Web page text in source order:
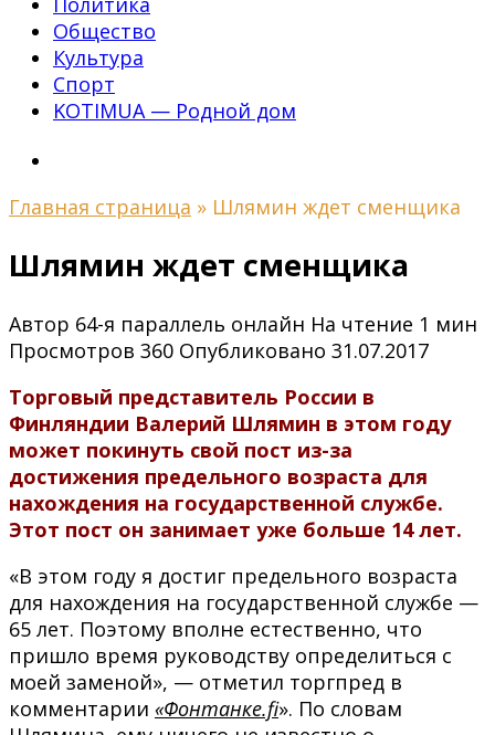
Общество
Культура
Спорт
KOTIMUA — Родной дом
Главная страница » Шлямин ждет сменщика
Шлямин ждет сменщика
Автор 64-я параллель онлайн На чтение 1 мин
Просмотров 360 Опубликовано 31.07.2017
Торговый представитель России в
Финляндии Валерий Шлямин в этом году
может покинуть свой пост из-за
достижения предельного возраста для
нахождения на государственной службе.
Этот пост он занимает уже больше 14 лет.
«В этом году я достиг предельного возраста
для нахождения на государственной службе —
65 лет. Поэтому вполне естественно, что
пришло время руководству определиться с
моей заменой», — отметил торгпред в
комментарии «Фонтанке.fi». По словам